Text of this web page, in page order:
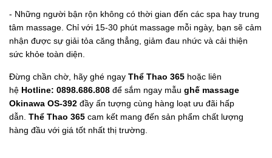
- Những người bận rộn không có thời gian đến các spa hay trung
tâm massage. Chỉ với 15-30 phút massage mỗi ngày, bạn sẽ cảm
nhận được sự giải tỏa căng thẳng, giảm đau nhức và cải thiện
sức khỏe toàn diện.
Đừng chần chờ, hãy ghé ngay Thể Thao 365 hoặc liên
hệ Hotline: 0898.686.808 để sắm ngay mẫu ghế massage
Okinawa OS-392 đầy ấn tượng cùng hàng loạt ưu đãi hấp
dẫn. Thể Thao 365 cam kết mang đến sản phẩm chất lượng
hàng đầu với giá tốt nhất thị trường.